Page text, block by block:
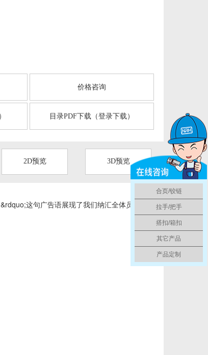
价格咨询
目录PDF下载（登录下载）
2D预览 3D预览
这句广告语展现了我们纳汇全体员工对
合页/铰链
拉手/把手
搭扣/箱扣
其它产品
产品定制